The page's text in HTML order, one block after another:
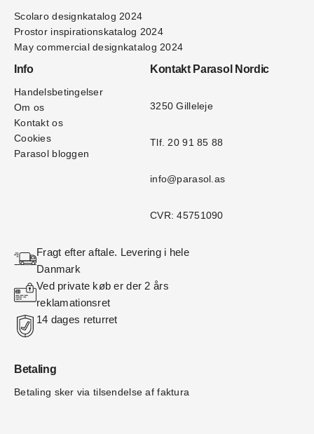
Scolaro designkatalog 2024
Prostor inspirationskatalog 2024
May commercial designkatalog 2024
Info
Handelsbetingelser
Om os
Kontakt os
Cookies
Parasol bloggen
Kontakt Parasol Nordic
3250 Gilleleje
Tlf. 20 91 85 88
info@parasol.as
CVR: 45751090
Fragt efter aftale. Levering i hele
Danmark
Ved private køb er der 2 års
reklamationsret
14 dages returret
Betaling
Betaling sker via tilsendelse af faktura